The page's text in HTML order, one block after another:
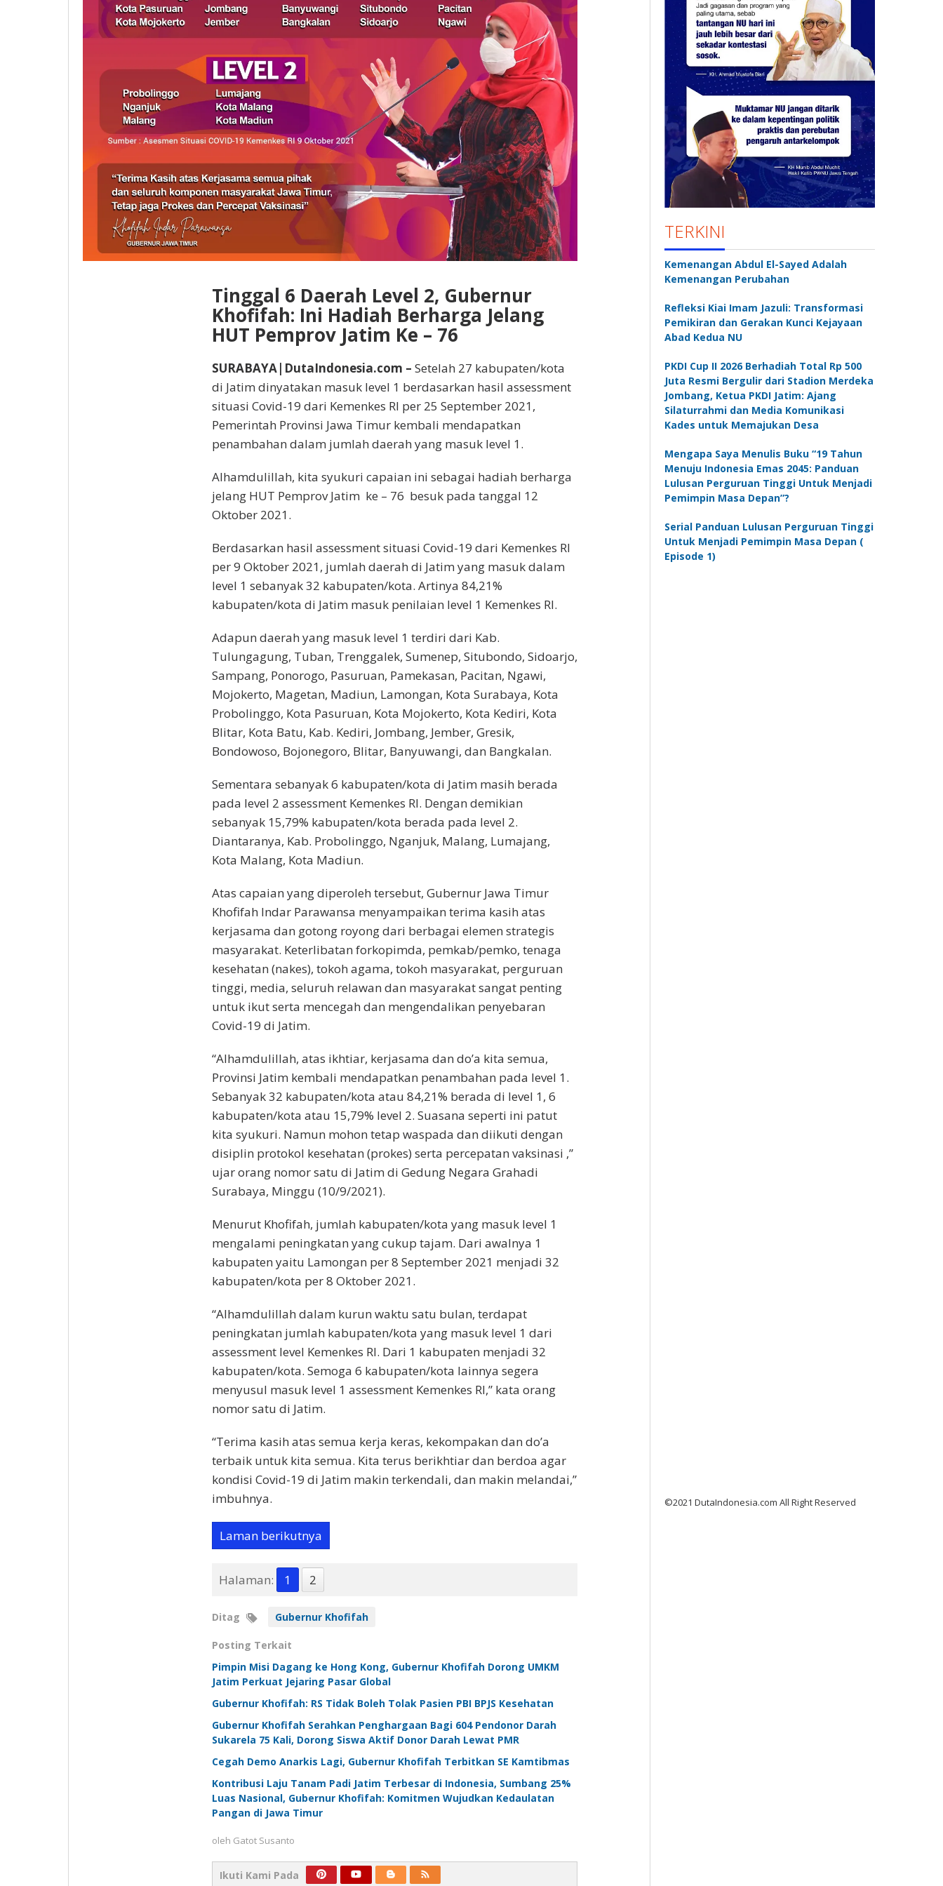
Tinggal 6 Daerah Level 2, Gubernur
Khofifah: Ini Hadiah Berharga Jelang
HUT Pemprov Jatim Ke – 76
SURABAYA|DutaIndonesia.com – Setelah 27 kabupaten/kota
di Jatim dinyatakan masuk level 1 berdasarkan hasil assessment
situasi Covid-19 dari Kemenkes RI per 25 September 2021,
Pemerintah Provinsi Jawa Timur kembali mendapatkan
penambahan dalam jumlah daerah yang masuk level 1.
Alhamdulillah, kita syukuri capaian ini sebagai hadiah berharga
jelang HUT Pemprov Jatim ke – 76 besuk pada tanggal 12
Oktober 2021.
Berdasarkan hasil assessment situasi Covid-19 dari Kemenkes RI
per 9 Oktober 2021, jumlah daerah di Jatim yang masuk dalam
level 1 sebanyak 32 kabupaten/kota. Artinya 84,21%
kabupaten/kota di Jatim masuk penilaian level 1 Kemenkes RI.
Adapun daerah yang masuk level 1 terdiri dari Kab.
Tulungagung, Tuban, Trenggalek, Sumenep, Situbondo, Sidoarjo,
Sampang, Ponorogo, Pasuruan, Pamekasan, Pacitan, Ngawi,
Mojokerto, Magetan, Madiun, Lamongan, Kota Surabaya, Kota
Probolinggo, Kota Pasuruan, Kota Mojokerto, Kota Kediri, Kota
Blitar, Kota Batu, Kab. Kediri, Jombang, Jember, Gresik,
Bondowoso, Bojonegoro, Blitar, Banyuwangi, dan Bangkalan.
Sementara sebanyak 6 kabupaten/kota di Jatim masih berada
pada level 2 assessment Kemenkes RI. Dengan demikian
sebanyak 15,79% kabupaten/kota berada pada level 2.
Diantaranya, Kab. Probolinggo, Nganjuk, Malang, Lumajang,
Kota Malang, Kota Madiun.
Atas capaian yang diperoleh tersebut, Gubernur Jawa Timur
Khofifah Indar Parawansa menyampaikan terima kasih atas
kerjasama dan gotong royong dari berbagai elemen strategis
masyarakat. Keterlibatan forkopimda, pemkab/pemko, tenaga
kesehatan (nakes), tokoh agama, tokoh masyarakat, perguruan
tinggi, media, seluruh relawan dan masyarakat sangat penting
untuk ikut serta mencegah dan mengendalikan penyebaran
Covid-19 di Jatim.
“Alhamdulillah, atas ikhtiar, kerjasama dan do’a kita semua,
Provinsi Jatim kembali mendapatkan penambahan pada level 1.
Sebanyak 32 kabupaten/kota atau 84,21% berada di level 1, 6
kabupaten/kota atau 15,79% level 2. Suasana seperti ini patut
kita syukuri. Namun mohon tetap waspada dan diikuti dengan
disiplin protokol kesehatan (prokes) serta percepatan vaksinasi ,”
ujar orang nomor satu di Jatim di Gedung Negara Grahadi
Surabaya, Minggu (10/9/2021).
Menurut Khofifah, jumlah kabupaten/kota yang masuk level 1
mengalami peningkatan yang cukup tajam. Dari awalnya 1
kabupaten yaitu Lamongan per 8 September 2021 menjadi 32
kabupaten/kota per 8 Oktober 2021.
“Alhamdulillah dalam kurun waktu satu bulan, terdapat
peningkatan jumlah kabupaten/kota yang masuk level 1 dari
assessment level Kemenkes RI. Dari 1 kabupaten menjadi 32
kabupaten/kota. Semoga 6 kabupaten/kota lainnya segera
menyusul masuk level 1 assessment Kemenkes RI,” kata orang
nomor satu di Jatim.
“Terima kasih atas semua kerja keras, kekompakan dan do’a
terbaik untuk kita semua. Kita terus berikhtiar dan berdoa agar
kondisi Covid-19 di Jatim makin terkendali, dan makin melandai,”
imbuhnya.
Laman berikutnya
Halaman: 1 2
Ditag Gubernur Khofifah
Posting Terkait
Pimpin Misi Dagang ke Hong Kong, Gubernur Khofifah Dorong UMKM
Jatim Perkuat Jejaring Pasar Global
Gubernur Khofifah: RS Tidak Boleh Tolak Pasien PBI BPJS Kesehatan
Gubernur Khofifah Serahkan Penghargaan Bagi 604 Pendonor Darah
Sukarela 75 Kali, Dorong Siswa Aktif Donor Darah Lewat PMR
Cegah Demo Anarkis Lagi, Gubernur Khofifah Terbitkan SE Kamtibmas
Kontribusi Laju Tanam Padi Jatim Terbesar di Indonesia, Sumbang 25%
Luas Nasional, Gubernur Khofifah: Komitmen Wujudkan Kedaulatan
Pangan di Jawa Timur
oleh Gatot Susanto
Ikuti Kami Pada
TERKINI
Kemenangan Abdul El-Sayed Adalah
Kemenangan Perubahan
Refleksi Kiai Imam Jazuli: Transformasi
Pemikiran dan Gerakan Kunci Kejayaan
Abad Kedua NU
PKDI Cup II 2026 Berhadiah Total Rp 500
Juta Resmi Bergulir dari Stadion Merdeka
Jombang, Ketua PKDI Jatim: Ajang
Silaturrahmi dan Media Komunikasi
Kades untuk Memajukan Desa
Mengapa Saya Menulis Buku “19 Tahun
Menuju Indonesia Emas 2045: Panduan
Lulusan Perguruan Tinggi Untuk Menjadi
Pemimpin Masa Depan”?
Serial Panduan Lulusan Perguruan Tinggi
Untuk Menjadi Pemimpin Masa Depan (
Episode 1)
©2021 DutaIndonesia.com All Right Reserved